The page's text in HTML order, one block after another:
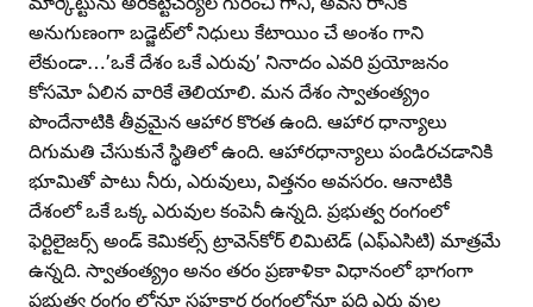
అనుగుణంగా బడ్జెట్‌లో నిధులు కేటాయిం చే అంశం గాని
లేకుండా…’ఒకే దేశం ఒకే ఎరువు’ నినాదం ఎవరి ప్రయోజనం
కోసమో ఏలిన వారికే తెలియాలి. మన దేశం స్వాతంత్య్రం
పొందేనాటికి తీవ్రమైన ఆహార కొరత ఉంది. ఆహార ధాన్యాలు
దిగుమతి చేసుకునే స్థితిలో ఉంది. ఆహారధాన్యాలు పండిరచడానికి
భూమితో పాటు నీరు, ఎరువులు, విత్తనం అవసరం. ఆనాటికి
దేశంలో ఒకే ఒక్క ఎరువుల కంపెనీ ఉన్నది. ప్రభుత్వ రంగంలో
ఫెర్టిలైజర్స్‌ అండ్‌ కెమికల్స్‌ ట్రావెన్‌కోర్‌ లిమిటెడ్‌ (ఎఫ్‌ఎసిటి) మాత్రమే
ఉన్నది. స్వాతంత్య్రం అనం తరం ప్రణాళికా విధానంలో భాగంగా
ప్రభుత్వ రంగం లోనూ సహకార రంగంలోనూ పది ఎరు వుల